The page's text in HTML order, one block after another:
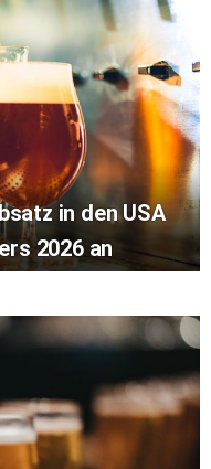
in den USA
2026 an